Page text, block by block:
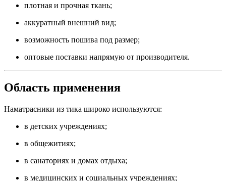
плотная и прочная ткань;
аккуратный внешний вид;
возможность пошива под размер;
оптовые поставки напрямую от производителя.
Область применения
Наматрасники из тика широко используются:
в детских учреждениях;
в общежитиях;
в санаториях и домах отдыха;
в медицинских и социальных учреждениях;